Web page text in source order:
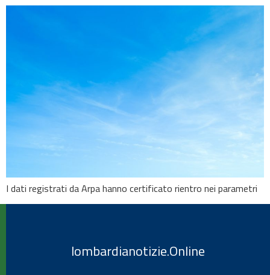
I dati registrati da Arpa hanno certificato rientro nei parametri
lombardianotizie.Online